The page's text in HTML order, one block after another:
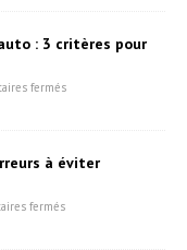
: 3 critères pour
fermés
à éviter
fermés